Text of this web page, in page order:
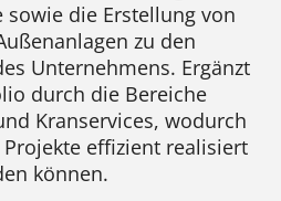
sowie die Erstellung von
zu den
Unternehmens. Ergänzt
durch die Bereiche
Kranservices, wodurch
effizient realisiert
können.